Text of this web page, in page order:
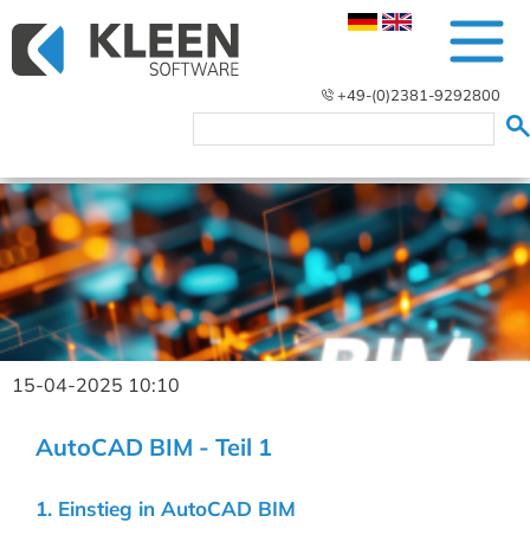
+49-(0)2381-9292800
15-04-2025 10:10
AutoCAD BIM - Teil 1
1. Einstieg in AutoCAD BIM